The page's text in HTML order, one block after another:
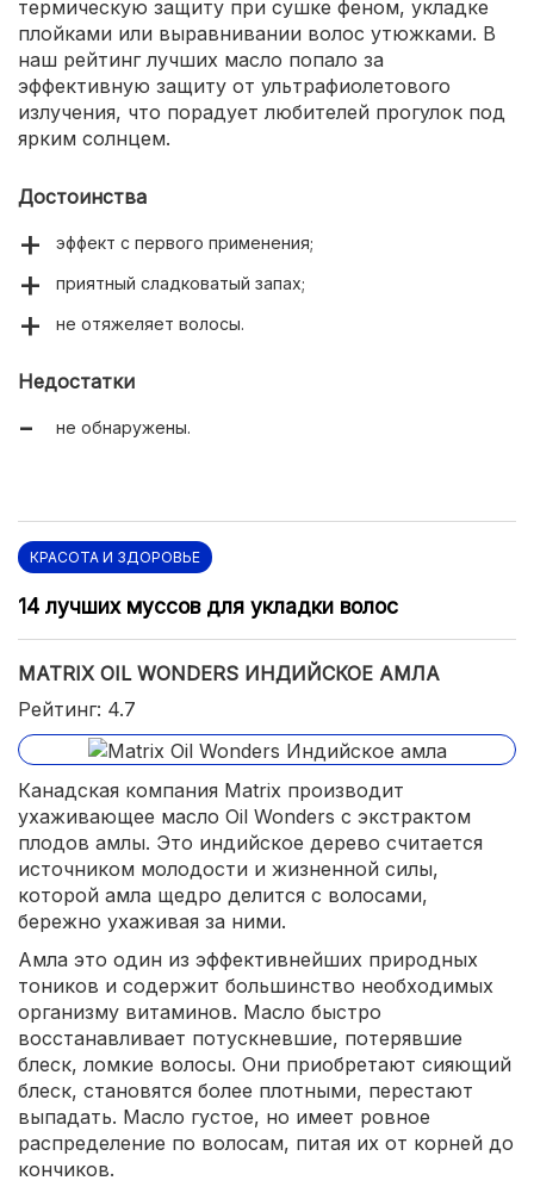
термическую защиту при сушке феном, укладке
плойками или выравнивании волос утюжками. В
наш рейтинг лучших масло попало за
эффективную защиту от ультрафиолетового
излучения, что порадует любителей прогулок под
ярким солнцем.
Достоинства
эффект с первого применения;
приятный сладковатый запах;
не отяжеляет волосы.
Недостатки
не обнаружены.
КРАСОТА И ЗДОРОВЬЕ
14 лучших муссов для укладки волос
MATRIX OIL WONDERS ИНДИЙСКОЕ АМЛА
Рейтинг: 4.7
Канадская компания Matrix производит
ухаживающее масло Oil Wonders с экстрактом
плодов амлы. Это индийское дерево считается
источником молодости и жизненной силы,
которой амла щедро делится с волосами,
бережно ухаживая за ними.
Амла это один из эффективнейших природных
тоников и содержит большинство необходимых
организму витаминов. Масло быстро
восстанавливает потускневшие, потерявшие
блеск, ломкие волосы. Они приобретают сияющий
блеск, становятся более плотными, перестают
выпадать. Масло густое, но имеет ровное
распределение по волосам, питая их от корней до
кончиков.